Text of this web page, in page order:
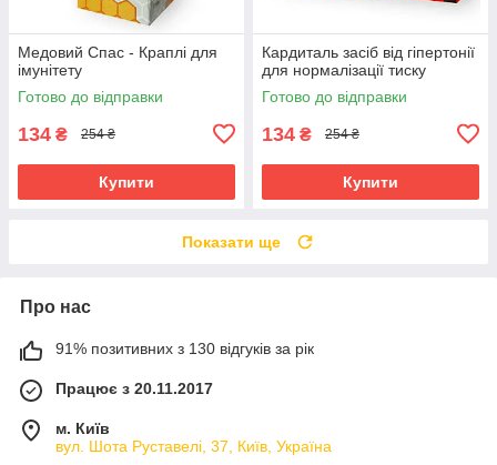
Медовий Спас - Краплі для
імунітету
Готово до відправки
134 ₴ 254 ₴
Купити
Кардиталь засіб від гіпертонії
для нормалізації тиску
Готово до відправки
134 ₴ 254 ₴
Купити
Показати ще
Про нас
91% позитивних з 130 відгуків за рік
Працює з 20.11.2017
м. Київ
вул. Шота Руставелі, 37, Київ, Україна